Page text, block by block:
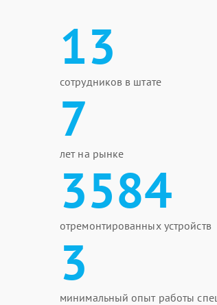
13
сотрудников в штате
7
лет на рынке
3584
отремонтированных устройств
3
минимальный опыт работы